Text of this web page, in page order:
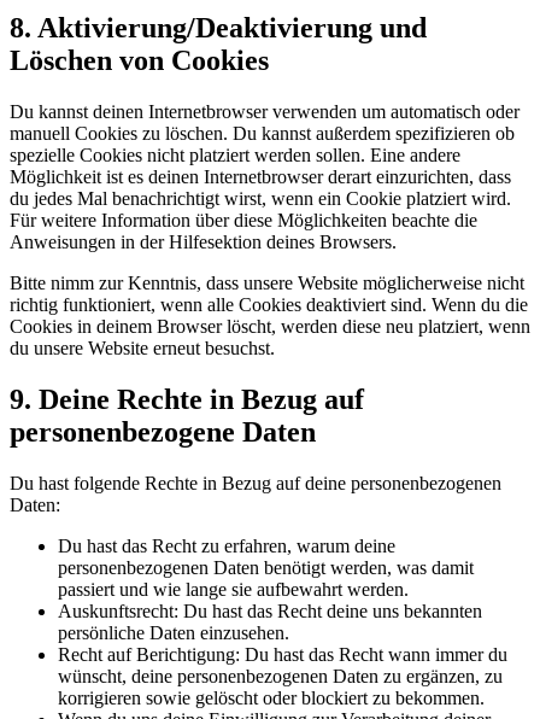
8. Aktivierung/Deaktivierung und
Löschen von Cookies
Du kannst deinen Internetbrowser verwenden um automatisch oder
manuell Cookies zu löschen. Du kannst außerdem spezifizieren ob
spezielle Cookies nicht platziert werden sollen. Eine andere
Möglichkeit ist es deinen Internetbrowser derart einzurichten, dass
du jedes Mal benachrichtigt wirst, wenn ein Cookie platziert wird.
Für weitere Information über diese Möglichkeiten beachte die
Anweisungen in der Hilfesektion deines Browsers.
Bitte nimm zur Kenntnis, dass unsere Website möglicherweise nicht
richtig funktioniert, wenn alle Cookies deaktiviert sind. Wenn du die
Cookies in deinem Browser löscht, werden diese neu platziert, wenn
du unsere Website erneut besuchst.
9. Deine Rechte in Bezug auf
personenbezogene Daten
Du hast folgende Rechte in Bezug auf deine personenbezogenen
Daten:
Du hast das Recht zu erfahren, warum deine
personenbezogenen Daten benötigt werden, was damit
passiert und wie lange sie aufbewahrt werden.
Auskunftsrecht: Du hast das Recht deine uns bekannten
persönliche Daten einzusehen.
Recht auf Berichtigung: Du hast das Recht wann immer du
wünscht, deine personenbezogenen Daten zu ergänzen, zu
korrigieren sowie gelöscht oder blockiert zu bekommen.